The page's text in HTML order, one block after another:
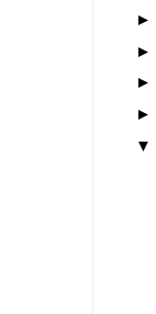
►
►
►
►
▼